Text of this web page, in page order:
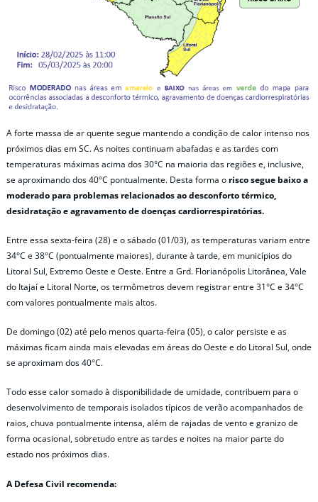
A forte massa de ar quente segue mantendo a condição de calor intenso nos
próximos dias em SC. As noites continuam abafadas e as tardes com
temperaturas máximas acima dos 30°C na maioria das regiões e, inclusive,
se aproximando dos 40°C pontualmente. Desta forma o risco segue baixo a
moderado para problemas relacionados ao desconforto térmico,
desidratação e agravamento de doenças cardiorrespiratórias.
Entre essa sexta-feira (28) e o sábado (01/03), as temperaturas variam entre
34°C e 38°C (pontualmente maiores), durante à tarde, em municípios do
Litoral Sul, Extremo Oeste e Oeste. Entre a Grd. Florianópolis Litorânea, Vale
do Itajaí e Litoral Norte, os termômetros devem registrar entre 31°C e 34°C
com valores pontualmente mais altos.
De domingo (02) até pelo menos quarta-feira (05), o calor persiste e as
máximas ficam ainda mais elevadas em áreas do Oeste e do Litoral Sul, onde
se aproximam dos 40°C.
Todo esse calor somado à disponibilidade de umidade, contribuem para o
desenvolvimento de temporais isolados típicos de verão acompanhados de
raios, chuva pontualmente intensa, além de rajadas de vento e granizo de
forma ocasional, sobretudo entre as tardes e noites na maior parte do
estado nos próximos dias.
A Defesa Civil recomenda: